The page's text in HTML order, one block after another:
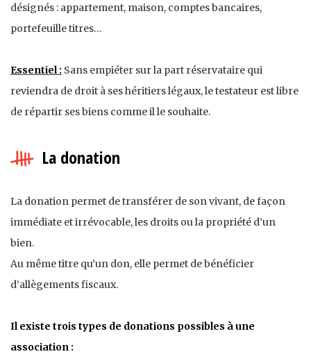
désignés : appartement, maison, comptes bancaires,
portefeuille titres…
Essentiel : Sans empiéter sur la part réservataire qui
reviendra de droit à ses héritiers légaux, le testateur est libre
de répartir ses biens comme il le souhaite.
La donation
La donation permet de transférer de son vivant, de façon
immédiate et irrévocable, les droits ou la propriété d’un
bien.
Au même titre qu’un don, elle permet de bénéficier
d’allègements fiscaux.
Il existe trois types de donations possibles à une
association :